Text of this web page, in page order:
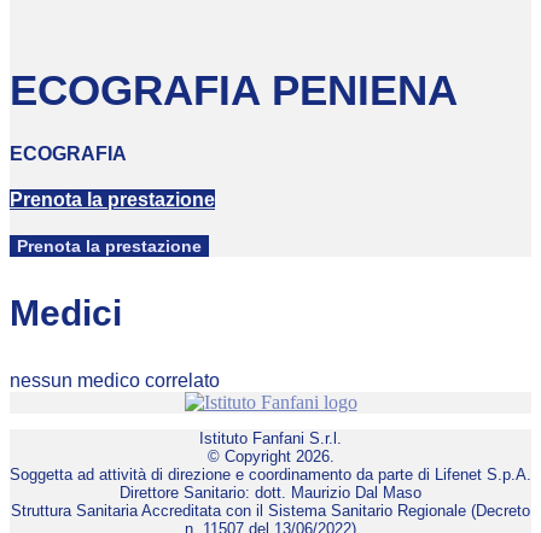
ECOGRAFIA PENIENA
ECOGRAFIA
Prenota la prestazione
Prenota la prestazione
Medici
nessun medico correlato
Istituto Fanfani S.r.l.
© Copyright 2026.
Soggetta ad attività di direzione e coordinamento da parte di Lifenet S.p.A.
Direttore Sanitario: dott. Maurizio Dal Maso
Struttura Sanitaria Accreditata con il Sistema Sanitario Regionale (Decreto
n. 11507 del 13/06/2022)